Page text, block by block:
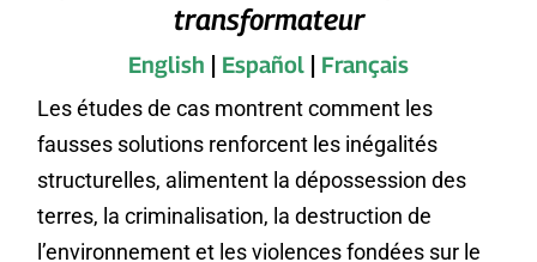
transformateur
English | Español | Français
Les études de cas montrent comment les
fausses solutions renforcent les inégalités
structurelles, alimentent la dépossession des
terres, la criminalisation, la destruction de
l’environnement et les violences fondées sur le